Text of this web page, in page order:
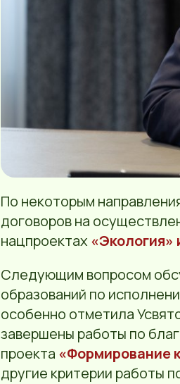
По некоторым
договоров на
нацпроектах
Следующим вопросом
образований по
особенно отметила
завершены работы по
проекта «Формирование
другие критерии работы